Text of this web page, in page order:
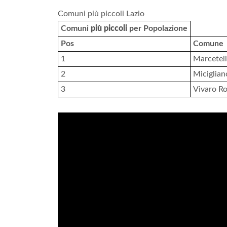
Comuni più piccoli Lazio
Comuni più piccoli per Popolazione
Pos
Comune
1
2
3
Vivaro